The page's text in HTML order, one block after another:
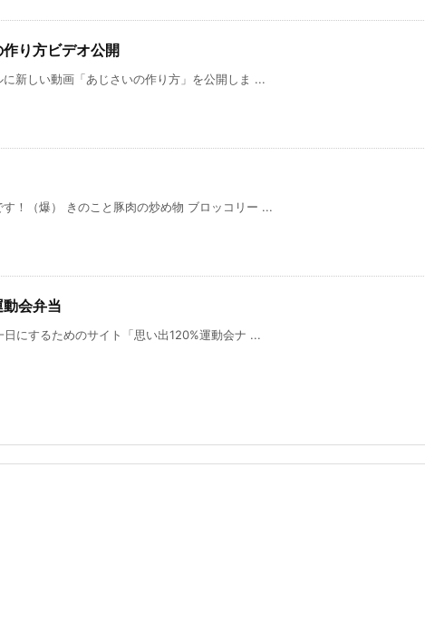
り方ビデオ公開
新しい動画「あじさいの作り方」を公開しま ...
！（爆） きのこと豚肉の炒め物 ブロッコリー ...
会弁当
にするためのサイト「思い出120%運動会ナ ...